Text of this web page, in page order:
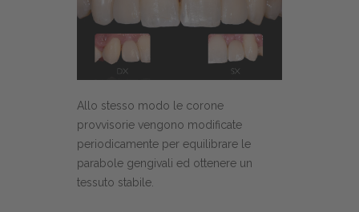
Allo stesso modo le corone
provvisorie vengono modificate
periodicamente per equilibrare le
parabole gengivali ed ottenere un
tessuto stabile.